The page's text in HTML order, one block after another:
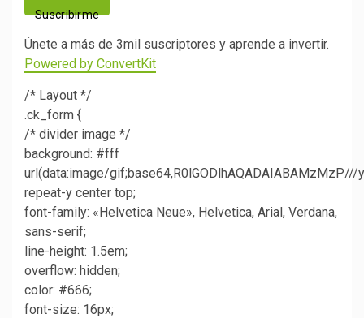
Suscribirme
Únete a más de 3mil suscriptores y aprende a invertir.
Powered by ConvertKit
/* Layout */
.ck_form {
/* divider image */
background: #fff
url(data:image/gif;base64,R0lGODlhAQADAIABAMzMzP///
repeat-y center top;
font-family: «Helvetica Neue», Helvetica, Arial, Verdana,
sans-serif;
line-height: 1.5em;
overflow: hidden;
color: #666;
font-size: 16px;